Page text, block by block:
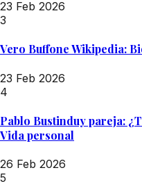
23 Feb 2026
3
Vero Buffone Wikipedia:
23 Feb 2026
4
Pablo Bustinduy pareja:
Vida personal
26 Feb 2026
5